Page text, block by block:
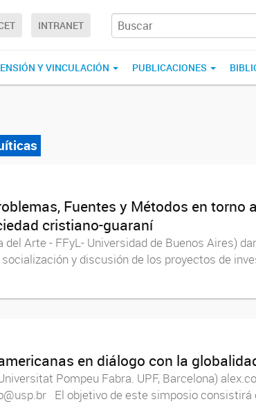
INTRANET
Y VINCULACIÓN PUBLICACIONES
Fuentes y Métodos en torno
cristiano-guaraní
Arte - FFyL- Universidad de Buenos Aires)
y discusión de los proyectos de
en diálogo con la
Pompeu Fabra. UPF, Barcelona)
El objetivo de este simposio